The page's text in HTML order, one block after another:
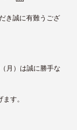
き誠に有難うござ
月）は誠に勝手な
す。